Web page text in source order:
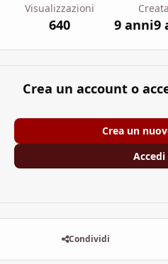
Visualizzazioni
640
Creata
9 anni9
Crea un account o
Crea un
Condividi